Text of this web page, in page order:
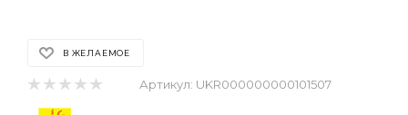
В ЖЕЛАЕМОЕ
Артикул: UKR000000000101507